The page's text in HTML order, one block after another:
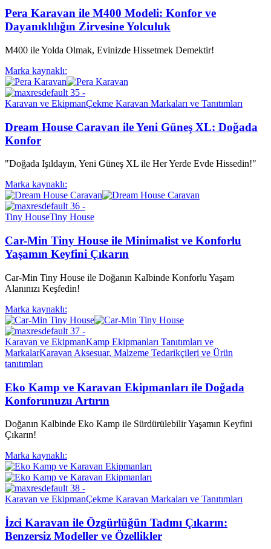
Pera Karavan ile M400 Modeli: Konfor ve
Dayanıklılığın Zirvesine Yolculuk
M400 ile Yolda Olmak, Evinizde Hissetmek Demektir!
Marka kaynaklı:
Karavan ve EkipmanÇekme Karavan Markaları ve Tanıtımları
Dream House Caravan ile Yeni Güneş XL: Doğada
Konfor
"Doğada Işıldayın, Yeni Güneş XL ile Her Yerde Evde Hissedin!"
Marka kaynaklı:
Tiny HouseTiny House
Car-Min Tiny House ile Minimalist ve Konforlu
Yaşamın Keyfini Çıkarın
Car-Min Tiny House ile Doğanın Kalbinde Konforlu Yaşam
Alanınızı Keşfedin!
Marka kaynaklı:
Karavan ve EkipmanKamp Ekipmanları Tanıtımları ve
MarkalarKaravan Aksesuar, Malzeme Tedarikçileri ve Ürün
tanıtımları
Eko Kamp ve Karavan Ekipmanları ile Doğada
Konforunuzu Artırın
Doğanın Kalbinde Eko Kamp ile Sürdürülebilir Yaşamın Keyfini
Çıkarın!
Marka kaynaklı:
Karavan ve EkipmanÇekme Karavan Markaları ve Tanıtımları
İzci Karavan ile Özgürlüğün Tadını Çıkarın:
Benzersiz Modeller ve Özellikler